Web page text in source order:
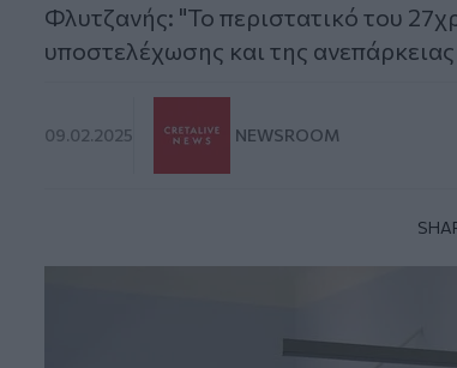
Φλυτζανής: "Το περιστατικό του
υποστελέχωσης και της
09.02.2025 NEWSROOM